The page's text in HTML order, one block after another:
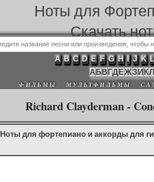
Ноты для
Скачать
A B C D E F G H I J K L
А Б В ГД ЕЖЗ И КЛ
ФИЛЬМЫ МУЛЬТФИЛЬМЫ
Richard Clayderman -
Ноты для фортепиано и аккорды для